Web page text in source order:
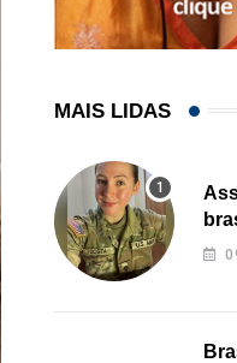
MAIS LIDAS